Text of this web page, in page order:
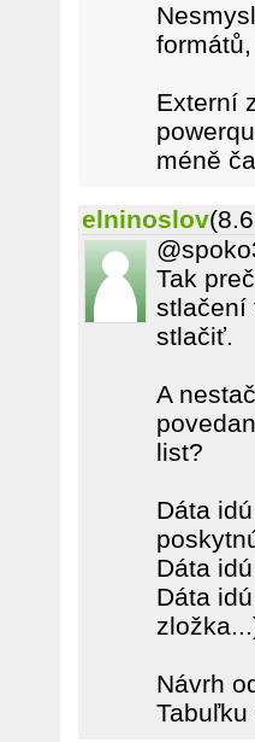
Externí
méně
elninoslov
Tak
stlačení
stlačiť.
A
list?
Dáta
Dáta
Dáta
Návrh
Tabuľku